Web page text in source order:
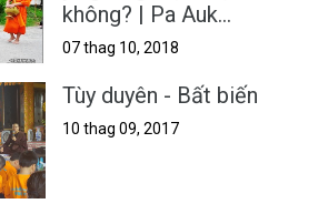
không? | Pa Auk
Sayadaw
07 thag 10, 2018
Tùy duyên - Bất biến
10 thag 09, 2017